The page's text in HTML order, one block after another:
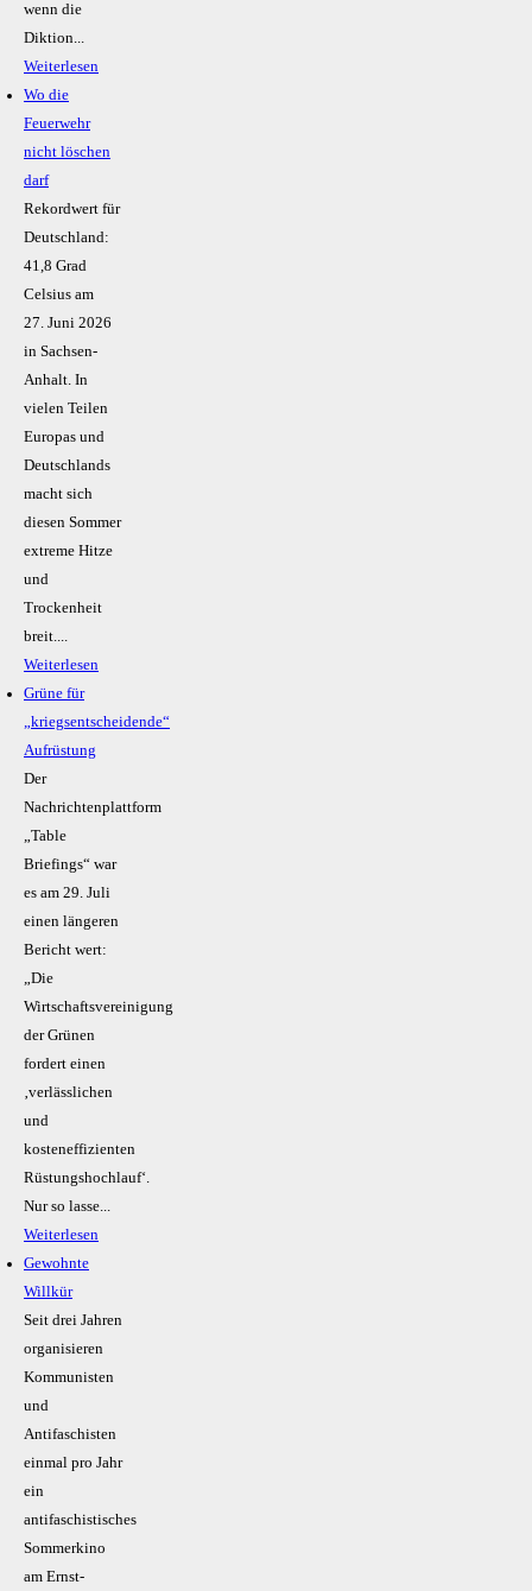
wenn die
Diktion...
Weiterlesen
Wo die
Feuerwehr
nicht löschen
darf
Rekordwert für
Deutschland:
41,8 Grad
Celsius am
27. Juni 2026
in Sachsen-
Anhalt. In
vielen Teilen
Europas und
Deutschlands
macht sich
diesen Sommer
extreme Hitze
und
Trockenheit
breit....
Weiterlesen
Grüne für
„kriegsentscheidende“
Aufrüstung
Der
Nachrichtenplattform
„Table
Briefings“ war
es am 29. Juli
einen längeren
Bericht wert:
„Die
Wirtschaftsvereinigung
der Grünen
fordert einen
‚verlässlichen
und
kosteneffizienten
Rüstungshochlauf‘.
Nur so lasse...
Weiterlesen
Gewohnte
Willkür
Seit drei Jahren
organisieren
Kommunisten
und
Antifaschisten
einmal pro Jahr
ein
antifaschistisches
Sommerkino
am Ernst-